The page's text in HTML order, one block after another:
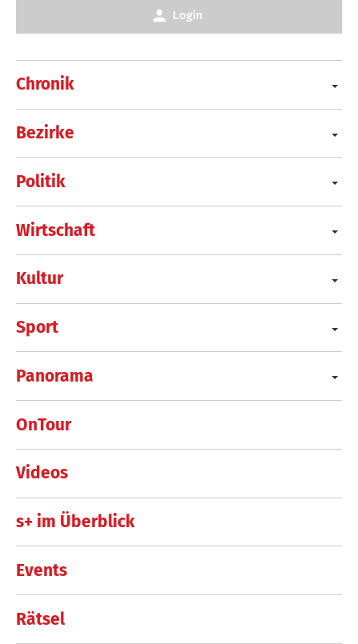
Chronik
Bezirke
Politik
Wirtschaft
Kultur
Sport
Panorama
OnTour
Videos
s+ im Überblick
Events
Rätsel
Login